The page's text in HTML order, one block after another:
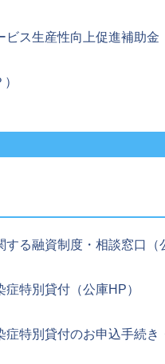
ス生産性向上促進補助金
る融資制度・相談窓口（
特別貸付（公庫HP）
特別貸付のお申込手続き